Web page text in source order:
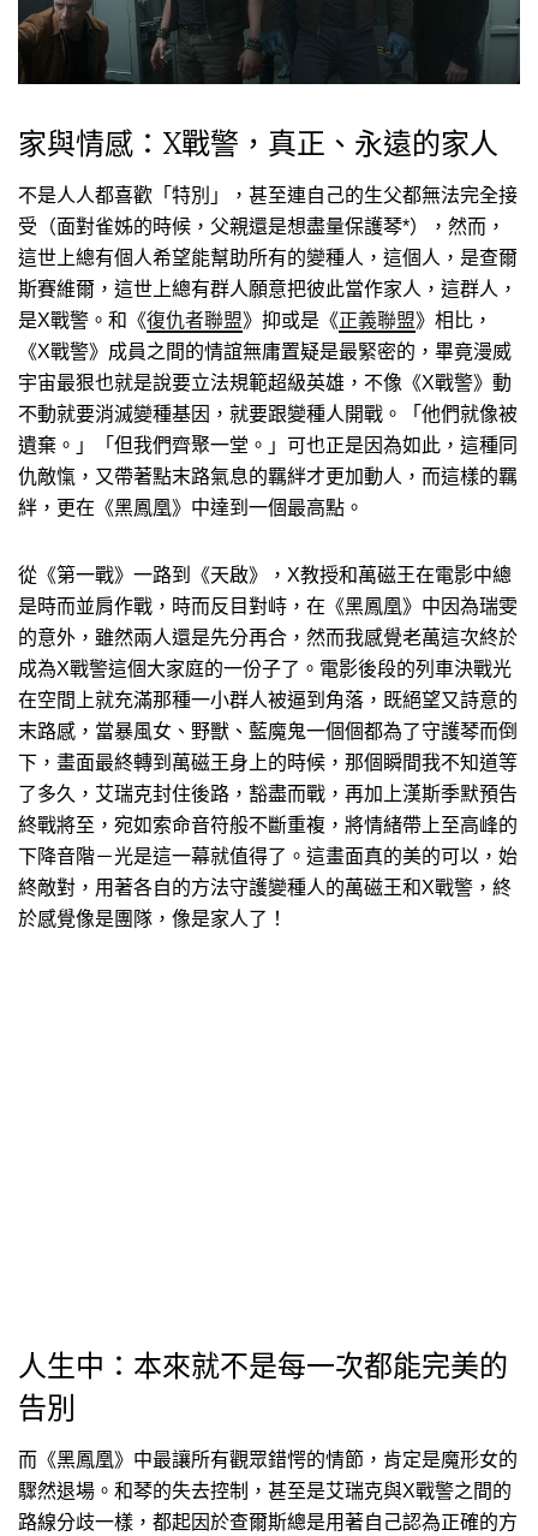
家與情感：X戰警，真正、永遠的家人
不是人人都喜歡「特別」，甚至連自己的生父都無法完全接
受（面對雀姊的時候，父親還是想盡量保護琴*），然而，
這世上總有個人希望能幫助所有的變種人，這個人，是查爾
斯賽維爾，這世上總有群人願意把彼此當作家人，這群人，
是X戰警。和《復仇者聯盟》抑或是《正義聯盟》相比，
《X戰警》成員之間的情誼無庸置疑是最緊密的，畢竟漫威
宇宙最狠也就是說要立法規範超級英雄，不像《X戰警》動
不動就要消滅變種基因，就要跟變種人開戰。「他們就像被
遺棄。」「但我們齊聚一堂。」可也正是因為如此，這種同
仇敵愾，又帶著點末路氣息的羈絆才更加動人，而這樣的羈
絆，更在《黑鳳凰》中達到一個最高點。
從《第一戰》一路到《天啟》，X教授和萬磁王在電影中總
是時而並肩作戰，時而反目對峙，在《黑鳳凰》中因為瑞雯
的意外，雖然兩人還是先分再合，然而我感覺老萬這次終於
成為X戰警這個大家庭的一份子了。電影後段的列車決戰光
在空間上就充滿那種一小群人被逼到角落，既絕望又詩意的
末路感，當暴風女、野獸、藍魔鬼一個個都為了守護琴而倒
下，畫面最終轉到萬磁王身上的時候，那個瞬間我不知道等
了多久，艾瑞克封住後路，豁盡而戰，再加上漢斯季默預告
終戰將至，宛如索命音符般不斷重複，將情緒帶上至高峰的
下降音階－光是這一幕就值得了。這畫面真的美的可以，始
終敵對，用著各自的方法守護變種人的萬磁王和X戰警，終
於感覺像是團隊，像是家人了！
人生中：本來就不是每一次都能完美的
告別
而《黑鳳凰》中最讓所有觀眾錯愕的情節，肯定是魔形女的
驟然退場。和琴的失去控制，甚至是艾瑞克與X戰警之間的
路線分歧一樣，都起因於查爾斯總是用著自己認為正確的方